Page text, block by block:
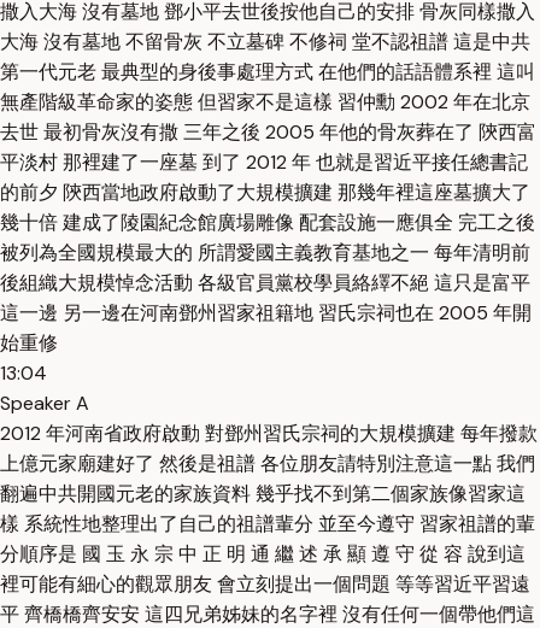
撒入大海 沒有墓地 鄧小平去世後按他自己的安排 骨灰同樣撒入
大海 沒有墓地 不留骨灰 不立墓碑 不修祠 堂不認祖譜 這是中共
第一代元老 最典型的身後事處理方式 在他們的話語體系裡 這叫
無產階級革命家的姿態 但習家不是這樣 習仲勳 2002 年在北京
去世 最初骨灰沒有撒 三年之後 2005 年他的骨灰葬在了 陝西富
平淡村 那裡建了一座墓 到了 2012 年 也就是習近平接任總書記
的前夕 陝西當地政府啟動了大規模擴建 那幾年裡這座墓擴大了
幾十倍 建成了陵園紀念館廣場雕像 配套設施一應俱全 完工之後
被列為全國規模最大的 所謂愛國主義教育基地之一 每年清明前
後組織大規模悼念活動 各級官員黨校學員絡繹不絕 這只是富平
這一邊 另一邊在河南鄧州習家祖籍地 習氏宗祠也在 2005 年開
始重修
13:04
Speaker A
2012 年河南省政府啟動 對鄧州習氏宗祠的大規模擴建 每年撥款
上億元家廟建好了 然後是祖譜 各位朋友請特別注意這一點 我們
翻遍中共開國元老的家族資料 幾乎找不到第二個家族像習家這
樣 系統性地整理出了自己的祖譜輩分 並至今遵守 習家祖譜的輩
分順序是 國 玉 永 宗 中 正 明 通 繼 述 承 顯 遵 守 從 容 說到這
裡可能有細心的觀眾朋友 會立刻提出一個問題 等等習近平習遠
平 齊橋橋齊安安 這四兄弟姊妹的名字裡 沒有任何一個帶他們這